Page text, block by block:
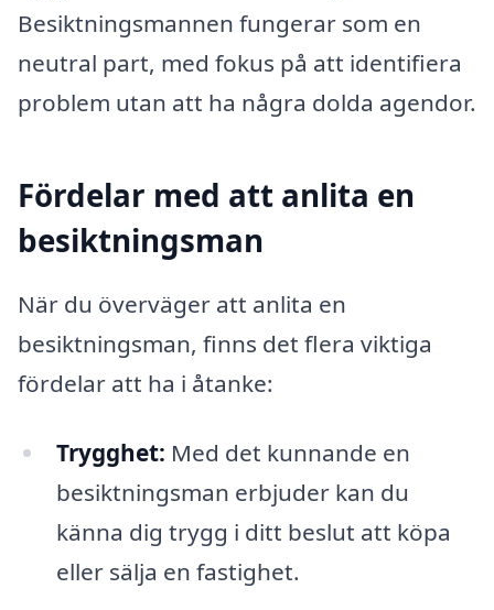
Besiktningsmannen fungerar som en
neutral part, med fokus på att identifiera
problem utan att ha några dolda agendor.
Fördelar med att anlita en
besiktningsman
När du överväger att anlita en
besiktningsman, finns det flera viktiga
fördelar att ha i åtanke:
Trygghet: Med det kunnande en
besiktningsman erbjuder kan du
känna dig trygg i ditt beslut att köpa
eller sälja en fastighet.